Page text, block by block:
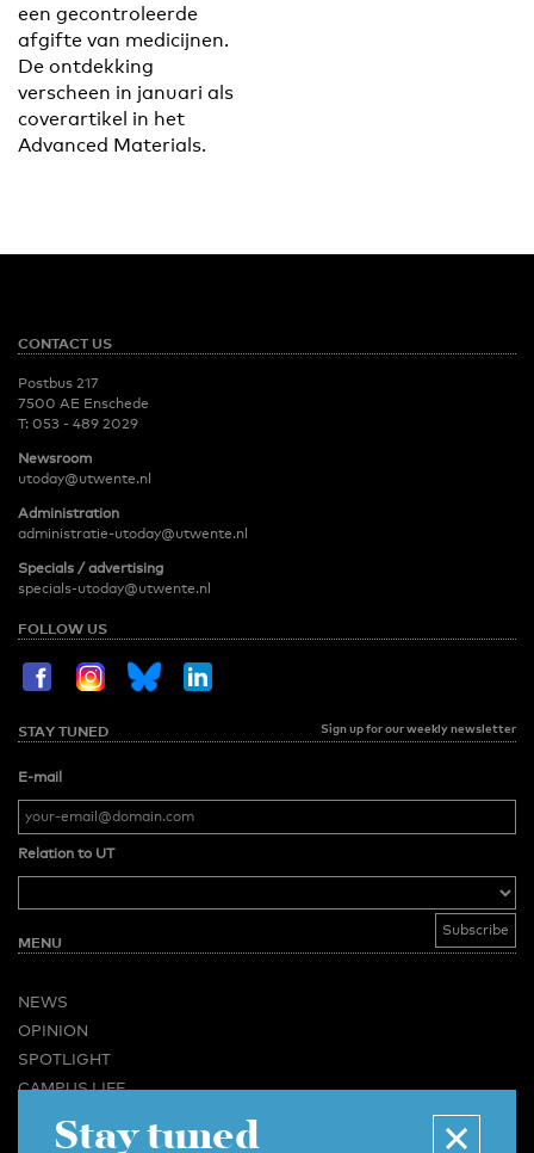
een gecontroleerde
afgifte van medicijnen.
De ontdekking
verscheen in januari als
coverartikel in het
Advanced Materials.
CONTACT US
Postbus 217
7500 AE Enschede
T: 053 - 489 2029
Newsroom
utoday@utwente.nl
Administration
administratie-utoday@utwente.nl
Specials / advertising
specials-utoday@utwente.nl
FOLLOW US
STAY TUNED Sign up for our weekly newsletter
E-mail
Relation to UT
MENU
NEWS
OPINION
SPOTLIGHT
CAMPUS LIFE
VIDEOStay tuned